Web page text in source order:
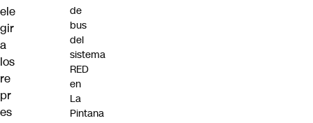
ele
gir
a
los
re
pr
es
de
bus
del
sistema
RED
en
La
Pintana